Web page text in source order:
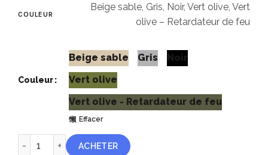
COULEUR
Beige sable, Gris, Noir, Vert olive, Vert
olive – Retardateur de feu
Couleur
Beige sable Gris
Noir
Vert olive
Vert olive - Retardateur de feu
Effacer
quantité de Peli coffre médical 472-MEDCHEST1
ACHETER